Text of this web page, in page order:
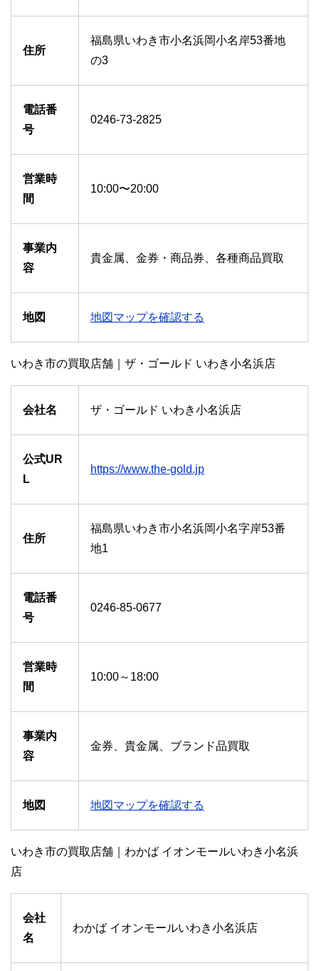
住所
福島県いわき市小名浜岡小名岸53番地
の3
電話番
号
0246-73-2825
営業時
間
10:00〜20:00
事業内
容
貴金属、金券・商品券、各種商品買取
地図 地図マップを確認する
いわき市の買取店舗｜ザ・ゴールド いわき小名浜店
会社名 ザ・ゴールド いわき小名浜店
公式UR
L
https://www.the-gold.jp
住所
福島県いわき市小名浜岡小名字岸53番
地1
電話番
号
0246-85-0677
営業時
間
10:00～18:00
事業内
容
金券、貴金属、ブランド品買取
地図 地図マップを確認する
いわき市の買取店舗｜わかば イオンモールいわき小名浜
店
会社
名
わかば イオンモールいわき小名浜店